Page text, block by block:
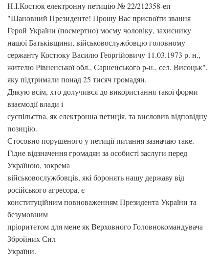
Н.І.Костюк електронну петицію № 22/212358-еп
"Шановний Президенте! Прошу Вас присвоїти звання
Герой України (посмертно) моєму чоловіку, захиснику
нашої Батьківщини, військовослужбовцю головному
сержанту Костюку Василю Георгійовичу 11.03.1973 р. н.,
жителю Рівненської обл., Сарненського р-н., сел. Висоцьк",
яку підтримали понад 25 тисяч громадян.
Дякую всім, хто долучився до використання такої форми
взаємодії влади і
суспільства, як електронна петиція, та висловив відповідну
позицію.
Стосовно порушеного у петиції питання зазначаю таке.
Гідне відзначення громадян за особисті заслуги перед
Україною, зокрема
військовослужбовців, які боронять нашу державу від
російського агресора, є
конституційним повноваженням Президента України та
безумовним
пріоритетом для мене як Верховного Головнокомандувача
Збройних Сил
України.